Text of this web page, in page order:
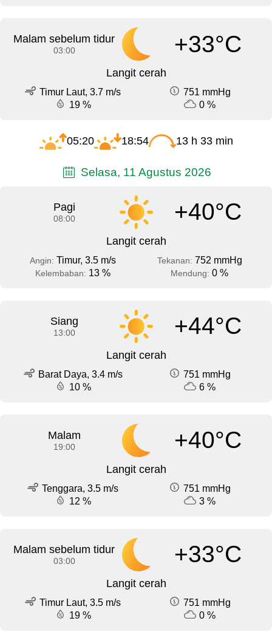
Malam sebelum tidur
03:00 +33°C
Langit cerah
Timur Laut, 3.7 m/s
751 mmHg
19 %
0 %
05:20 18:54 13 h 33 min
Selasa, 11 Agustus 2026
Pagi
08:00 +40°C
Langit cerah
Angin: Timur, 3.5 m/s Tekanan: 752 mmHg
Kelembaban: 13 % Mendung: 0 %
Siang
13:00 +44°C
Langit cerah
Barat Daya, 3.4 m/s
751 mmHg
10 %
6 %
Malam
19:00 +40°C
Langit cerah
Tenggara, 3.5 m/s
751 mmHg
12 %
3 %
Malam sebelum tidur
03:00 +33°C
Langit cerah
Timur Laut, 3.5 m/s
751 mmHg
19 %
0 %